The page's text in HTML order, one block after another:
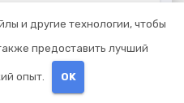
и другие технологии, чтобы
предоставить лучший
опыт. OK